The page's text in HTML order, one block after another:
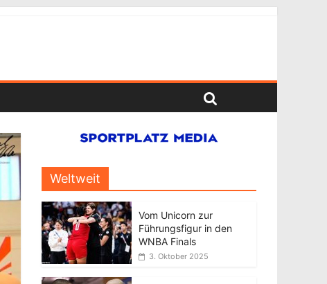
Weltweit
Vom Unicorn zur
Führungsfigur in den
WNBA Finals
3. Oktober 2025